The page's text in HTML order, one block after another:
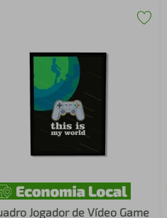
Jogador de Vídeo Game